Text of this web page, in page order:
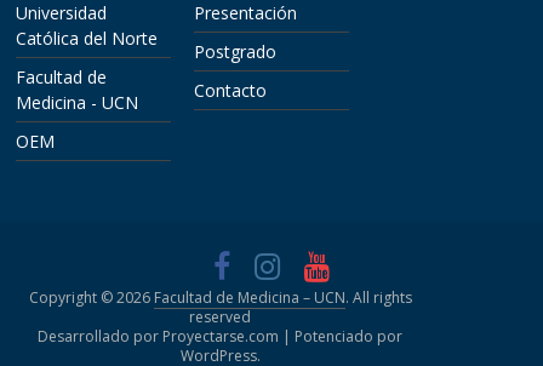
Universidad
Católica del Norte
Facultad de
Medicina - UCN
OEM
Presentación
Postgrado
Contacto
Copyright © 2026 Facultad de Medicina – UCN. All rights
reserved
Desarrollado por Proyectarse.com | Potenciado por
WordPress.